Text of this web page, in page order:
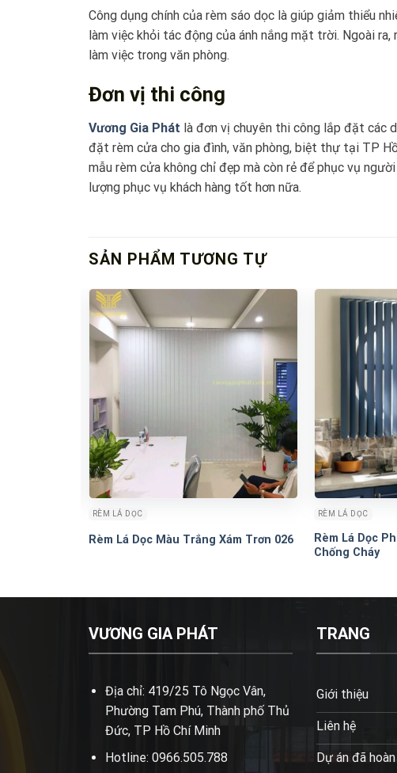
Công dụng chính của rèm sáo dọc là giúp giảm thiểu
làm việc khỏi tác động của ánh nắng mặt trời. Ngoài
làm việc trong văn phòng.
Đơn vị thi công
Vương Gia Phát là đơn vị chuyên thi công lắp đặt các
đặt rèm cửa cho gia đình, văn phòng, biệt thự tại TP
mẫu rèm cửa không chỉ đẹp mà còn rẻ để phục vụ
lượng phục vụ khách hàng tốt hơn nữa.
SẢN PHẨM TƯƠNG TỰ
RÈM LÁ DỌC
Rèm Lá Dọc Màu Trắng Xám Trơn 026
RÈM LÁ DỌC
Rèm Lá Dọc
Chống Cháy
VƯƠNG GIA PHÁT
Địa chỉ: 419/25 Tô Ngọc Vân,
Phường Tam Phú, Thành phố Thủ
Đức, TP Hồ Chí Minh
Hotline: 0966.505.788
TRANG
Giới thiệu
Liên hệ
Dự án đã